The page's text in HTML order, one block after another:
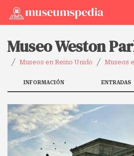
Museo Weston
Museos en Reino Unido Museos
INFORMACIÓN ENTRADAS